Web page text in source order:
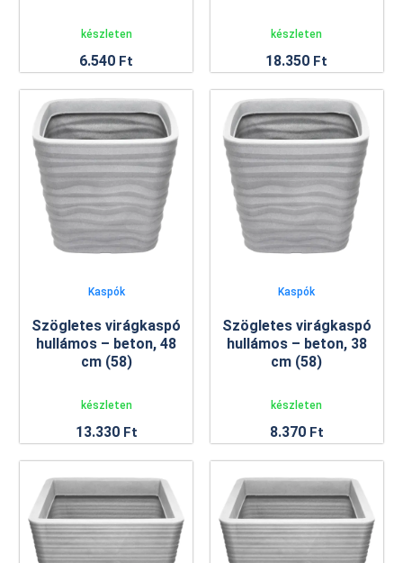
készleten
6.540 Ft
készleten
18.350 Ft
Kaspók
Szögletes virágkaspó
hullámos – beton, 48
cm (58)
készleten
13.330 Ft
Kaspók
Szögletes virágkaspó
hullámos – beton, 38
cm (58)
készleten
8.370 Ft